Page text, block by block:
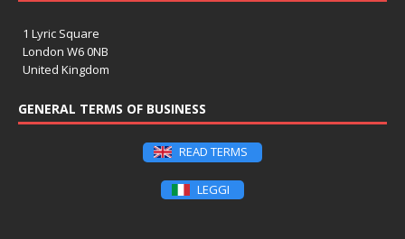
1 Lyric Square
London W6 0NB
United Kingdom
GENERAL TERMS OF BUSINESS
READ TERMS
LEGGI